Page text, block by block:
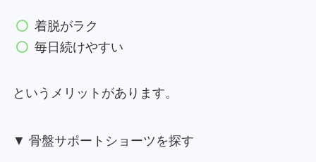
着脱がラク
毎日続けやすい
というメリットがあります。
▼ 骨盤サポートショーツを探す